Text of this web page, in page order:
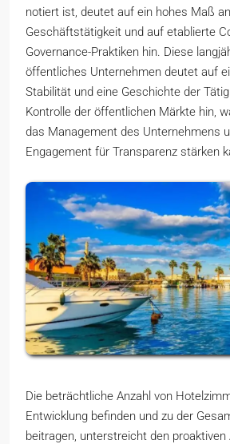
notiert ist, deutet auf ein hohes Maß
Geschäftstätigkeit und auf etablierte
Governance-Praktiken hin. Diese
öffentliches Unternehmen deutet auf
Stabilität und eine Geschichte der
Kontrolle der öffentlichen Märkte hin,
das Management des Unternehmens
Engagement für Transparenz stärken
Die beträchtliche Anzahl von
Entwicklung befinden und zu der
beitragen, unterstreicht den proaktiven